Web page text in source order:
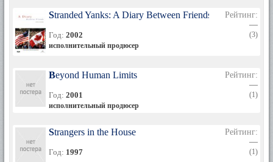
Stranded Yanks: A Diary Between Friends
Год: 2002
исполнительный продюсер
Рейтинг:
—
(3)
Beyond Human Limits
Год: 2001
исполнительный продюсер
Рейтинг:
—
(1)
Strangers in the House
Год: 1997
Рейтинг:
—
(1)